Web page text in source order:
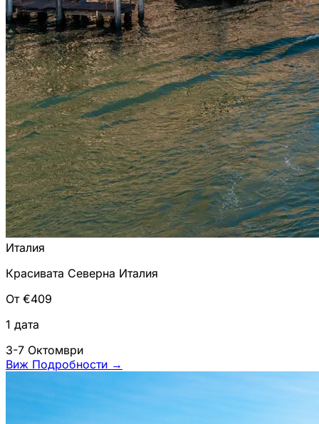
Италия
Красивата Северна Италия
От €409
1 дата
3-7 Октомври
Виж Подробности →